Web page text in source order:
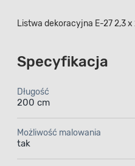
Listwa dekoracyjna E-27 2,3
Specyfikacja
Długość
200 cm
Możliwość malowania
tak